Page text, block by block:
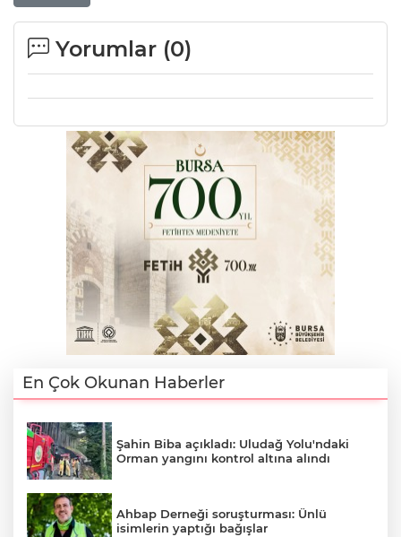
Yorumlar (0)
En Çok Okunan Haberler
Şahin Biba açıkladı: Uludağ Yolu'ndaki
Orman yangını kontrol altına alındı
Ahbap Derneği soruşturması: Ünlü
isimlerin yaptığı bağışlar